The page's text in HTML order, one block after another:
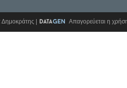
| Απαγορεύεται η